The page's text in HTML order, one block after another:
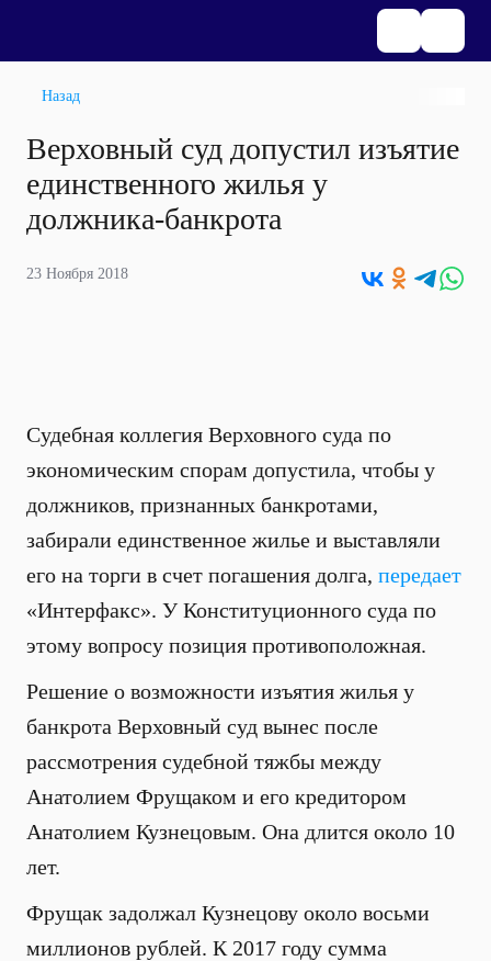
Назад
Верховный суд допустил изъятие
единственного жилья у
должника-банкрота
23 Ноября 2018
Судебная коллегия Верховного суда по
экономическим спорам допустила, чтобы у
должников, признанных банкротами,
забирали единственное жилье и выставляли
его на торги в счет погашения долга, передает
«Интерфакс». У Конституционного суда по
этому вопросу позиция противоположная.
Решение о возможности изъятия жилья у
банкрота Верховный суд вынес после
рассмотрения судебной тяжбы между
Анатолием Фрущаком и его кредитором
Анатолием Кузнецовым. Она длится около 10
лет.
Фрущак задолжал Кузнецову около восьми
миллионов рублей. К 2017 году сумма